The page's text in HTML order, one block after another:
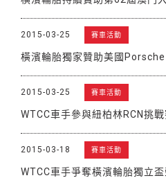
2015-03-25 賽車活動
橫濱輪胎獨家贊助美國
2015-03-25 賽車活動
WTCC車手參與紐柏林RCN挑戰
2015-03-18 賽車活動
WTCC車手爭奪橫濱輪胎獨立